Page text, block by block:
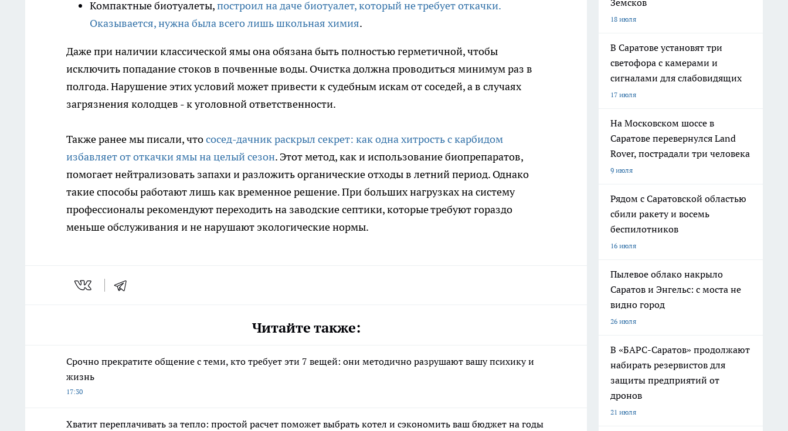
Компактные биотуалеты,построил на даче биотуалет, который не требует откачки.
Оказывается, нужна была всего лишь школьная химия.
Даже при наличии классической ямы она обязана быть полностью герметичной, чтобы
исключить попадание стоков в почвенные воды. Очистка должна проводиться минимум раз в
полгода. Нарушение этих условий может привести к судебным искам от соседей, а в случаях
загрязнения колодцев - к уголовной ответственности.
Также ранее мы писали, чтососед-дачник раскрыл секрет: как одна хитрость с карбидом
избавляет от откачки ямы на целый сезон. Этот метод, как и использование биопрепаратов,
помогает нейтрализовать запахи и разложить органические отходы в летний период. Однако
такие способы работают лишь как временное решение. При больших нагрузках на систему
профессионалы рекомендуют переходить на заводские септики, которые требуют гораздо
меньше обслуживания и не нарушают экологические нормы.
Читайте также:
Срочно прекратите общение с теми, кто требует эти 7 вещей: они методично разрушают вашу психику и
жизнь
17:30
Хватит переплачивать за тепло: простой расчет поможет выбрать котел и сэкономить ваш бюджет на годы
Земсков
18 июля
В Саратове установят три
светофора с камерами и
сигналами для слабовидящих
17 июля
На Московском шоссе в
Саратове перевернулся Land
Rover, пострадали три человека
9 июля
Рядом с Саратовской областью
сбили ракету и восемь
беспилотников
16 июля
Пылевое облако накрыло
Саратов и Энгельс: с моста не
видно город
26 июля
В «БАРС-Саратов» продолжают
набирать резервистов для
защиты предприятий от
дронов
21 июля